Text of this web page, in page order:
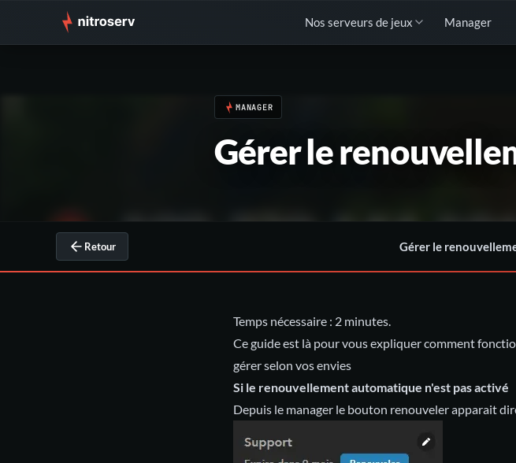
Nos serveurs de jeux Manager
MANAGER
Gérer le
Retour Gérer le
Temps nécessaire : 2 minutes.
Ce guide est là pour vous expliquer comment
gérer selon vos envies
Si le renouvellement automatique n'est pas activé
Depuis le manager le bouton renouveler apparait